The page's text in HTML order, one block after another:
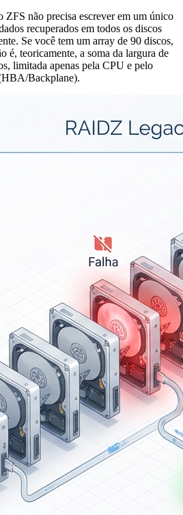
ZFS não precisa escrever em um único
recuperados em todos os discos
Se você tem um array de 90 discos,
é, teoricamente, a soma da largura de
limitada apenas pela CPU e pelo
Backplane).